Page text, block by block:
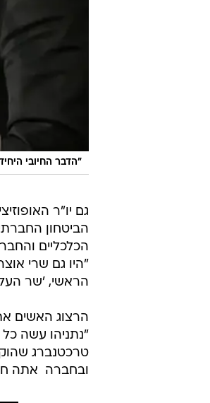
"הדבר החיובי
גם יו"ר
הביטחון
הכלכליים
"היו גם שרי
הראשי, 'שר העל
הרצוג האשים
"נתניהו עשה
טרכטנברג
ובחברה  אתה